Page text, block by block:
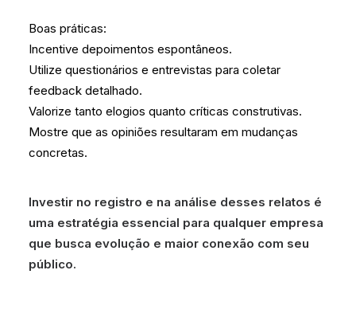
Boas práticas:
Incentive depoimentos espontâneos.
Utilize questionários e entrevistas para coletar
feedback detalhado.
Valorize tanto elogios quanto críticas construtivas.
Mostre que as opiniões resultaram em mudanças
concretas.
Investir no registro e na análise desses relatos é
uma estratégia essencial para qualquer empresa
que busca evolução e maior conexão com seu
público.